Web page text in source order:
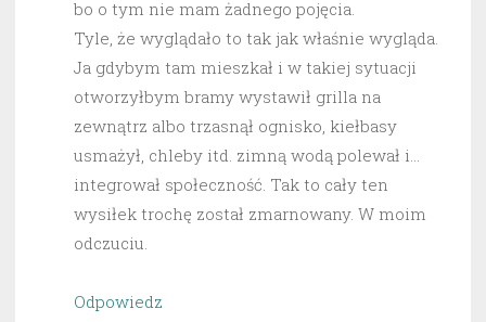
bo o tym nie mam żadnego pojęcia.
Tyle, że wyglądało to tak jak właśnie wygląda.
Ja gdybym tam mieszkał i w takiej sytuacji
otworzyłbym bramy wystawił grilla na
zewnątrz albo trzasnął ognisko, kiełbasy
usmażył, chleby itd. zimną wodą polewał i…
integrował społeczność. Tak to cały ten
wysiłek trochę został zmarnowany. W moim
odczuciu.
Odpowiedz